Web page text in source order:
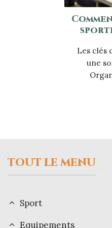
Les clés
une
TOUT LE MENU
Sport
Equipements